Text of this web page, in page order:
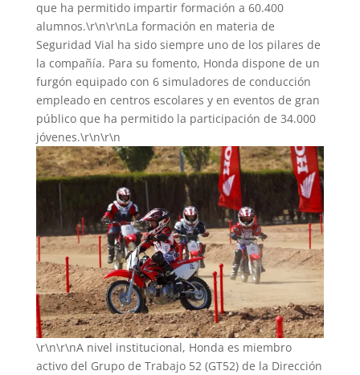
que ha permitido impartir formación a 60.400
alumnos.\r\n\r\nLa formación en materia de
Seguridad Vial ha sido siempre uno de los pilares de
la compañía. Para su fomento, Honda dispone de un
furgón equipado con 6 simuladores de conducción
empleado en centros escolares y en eventos de gran
público que ha permitido la participación de 34.000
jóvenes.\r\n\r\n
\r\n\r\nA nivel institucional, Honda es miembro
activo del Grupo de Trabajo 52 (GT52) de la Dirección